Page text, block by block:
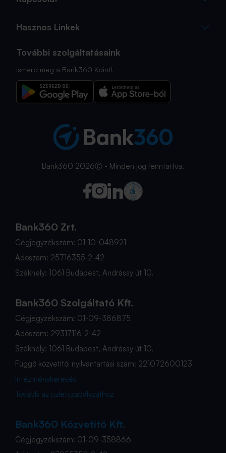
Hasznos Linkek
További szolgáltatásaink
Ismerd meg a Bank360 Koint!
Bank360 2026Ⓒ - Minden jog fenntartva.
Bank360 Zrt.
Cégjegyzékszám: 01-10-048921
Adószám: 25716355-2-42
Székhely: 1061 Budapest, Andrássy út 10.
Bank360 Szolgáltató Kft.
Cégjegyzékszám: 01-09-386875
Adószám: 29317116-2-42
Székhely: 1061 Budapest, Andrássy út 10.
Függő közvetítői nyilvántartási szám: 221072600123
Intézménykeresés
Tovább az üzletszabályzathoz
Bank360 Közvetítő Kft.
Cégjegyzékszám: 01-09-358866